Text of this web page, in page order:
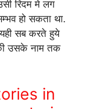
रिदम मे लग
हो सकता था.
सब करते हुये
की उसके नाम तक
in